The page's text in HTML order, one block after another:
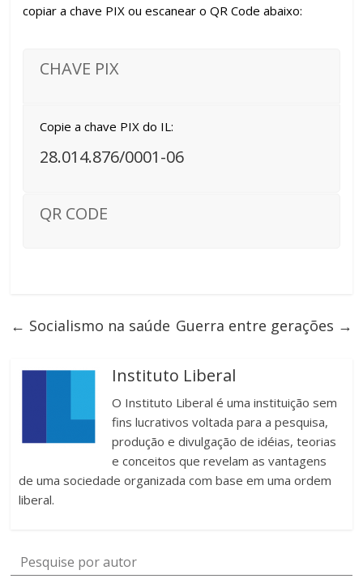
copiar a chave PIX ou escanear o QR Code abaixo:
CHAVE PIX
Copie a chave PIX do IL:
28.014.876/0001-06
QR CODE
← Socialismo na saúde Guerra entre gerações →
Instituto Liberal
O Instituto Liberal é uma instituição sem
fins lucrativos voltada para a pesquisa,
produção e divulgação de idéias, teorias
e conceitos que revelam as vantagens
de uma sociedade organizada com base em uma ordem
liberal.
Pesquise por autor